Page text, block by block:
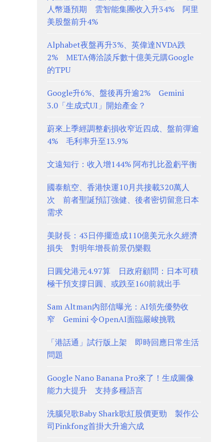
人幣遜預期 雲智能集團收入升34% 阿里
美股盤前升4%
Alphabet夜盤再升3%、英偉達NVDA跌
2% META傳洽談斥數十億美元購Google
的TPU
Google升6%、盤後再升逾2% Gemini
3.0「生成式UI」開始產金？
蔚來上季經調整虧損收窄近四成、盤前彈逾
4% 毛利率升至13.9%
文遠知行：收入增144% 阿布扎比盈虧平衡
國泰航空、香港快運10月共接載320萬人
次 前者聖誕預訂強健、後者密切留意日本
需求
美財長：43日停擺造成110億美元永久經濟
損失 對明年增長前景仍樂觀
日圓兌港元4.97算 日政府顧問：日本可積
極干預支撐日圓、或跌至160前就出手
Sam Altman內部信曝光：AI領先優勢收
窄 Gemini 令OpenAI面臨嚴峻挑戰
「港話通」試行版上架 即時回應日常生活
問題
Google Nano Banana Pro來了！生成圖像
能力大提升 支持多種語言
洗腦兒歌Baby Shark歌紅股價更勁 製作公
司Pinkfong首掛大升逾六成